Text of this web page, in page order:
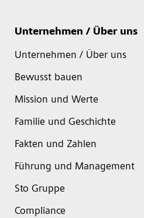
Unternehmen / Über uns
Unternehmen / Über uns
Bewusst bauen
Mission und Werte
Familie und Geschichte
Fakten und Zahlen
Führung und Management
Sto Gruppe
Compliance